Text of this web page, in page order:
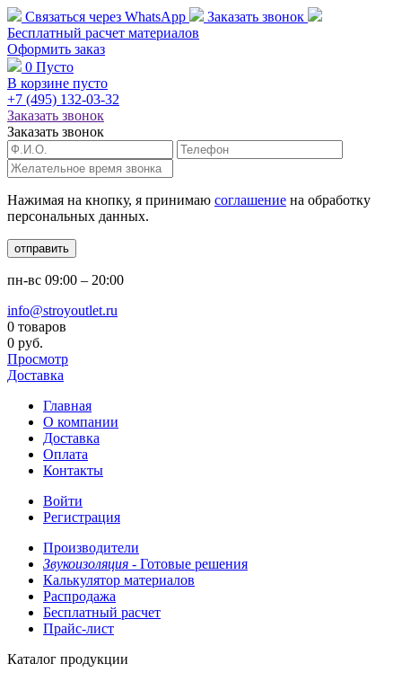
Связаться через WhatsApp
Заказать звонок
Бесплатный расчет материалов
Оформить заказ
0 Пусто
В корзине пусто
+7 (495) 132-03-32
Заказать звонок
Заказать звонок
Нажимая на кнопку, я принимаю соглашение на обработку
персональных данных.
отправить
пн-вс 09:00 – 20:00
info@stroyoutlet.ru
0 товаров
0 руб.
Просмотр
Доставка
Главная
О компании
Доставка
Оплата
Контакты
Войти
Регистрация
Производители
Звукоизоляция - Готовые решения
Калькулятор материалов
Распродажа
Бесплатный расчет
Прайс-лист
Каталог продукции